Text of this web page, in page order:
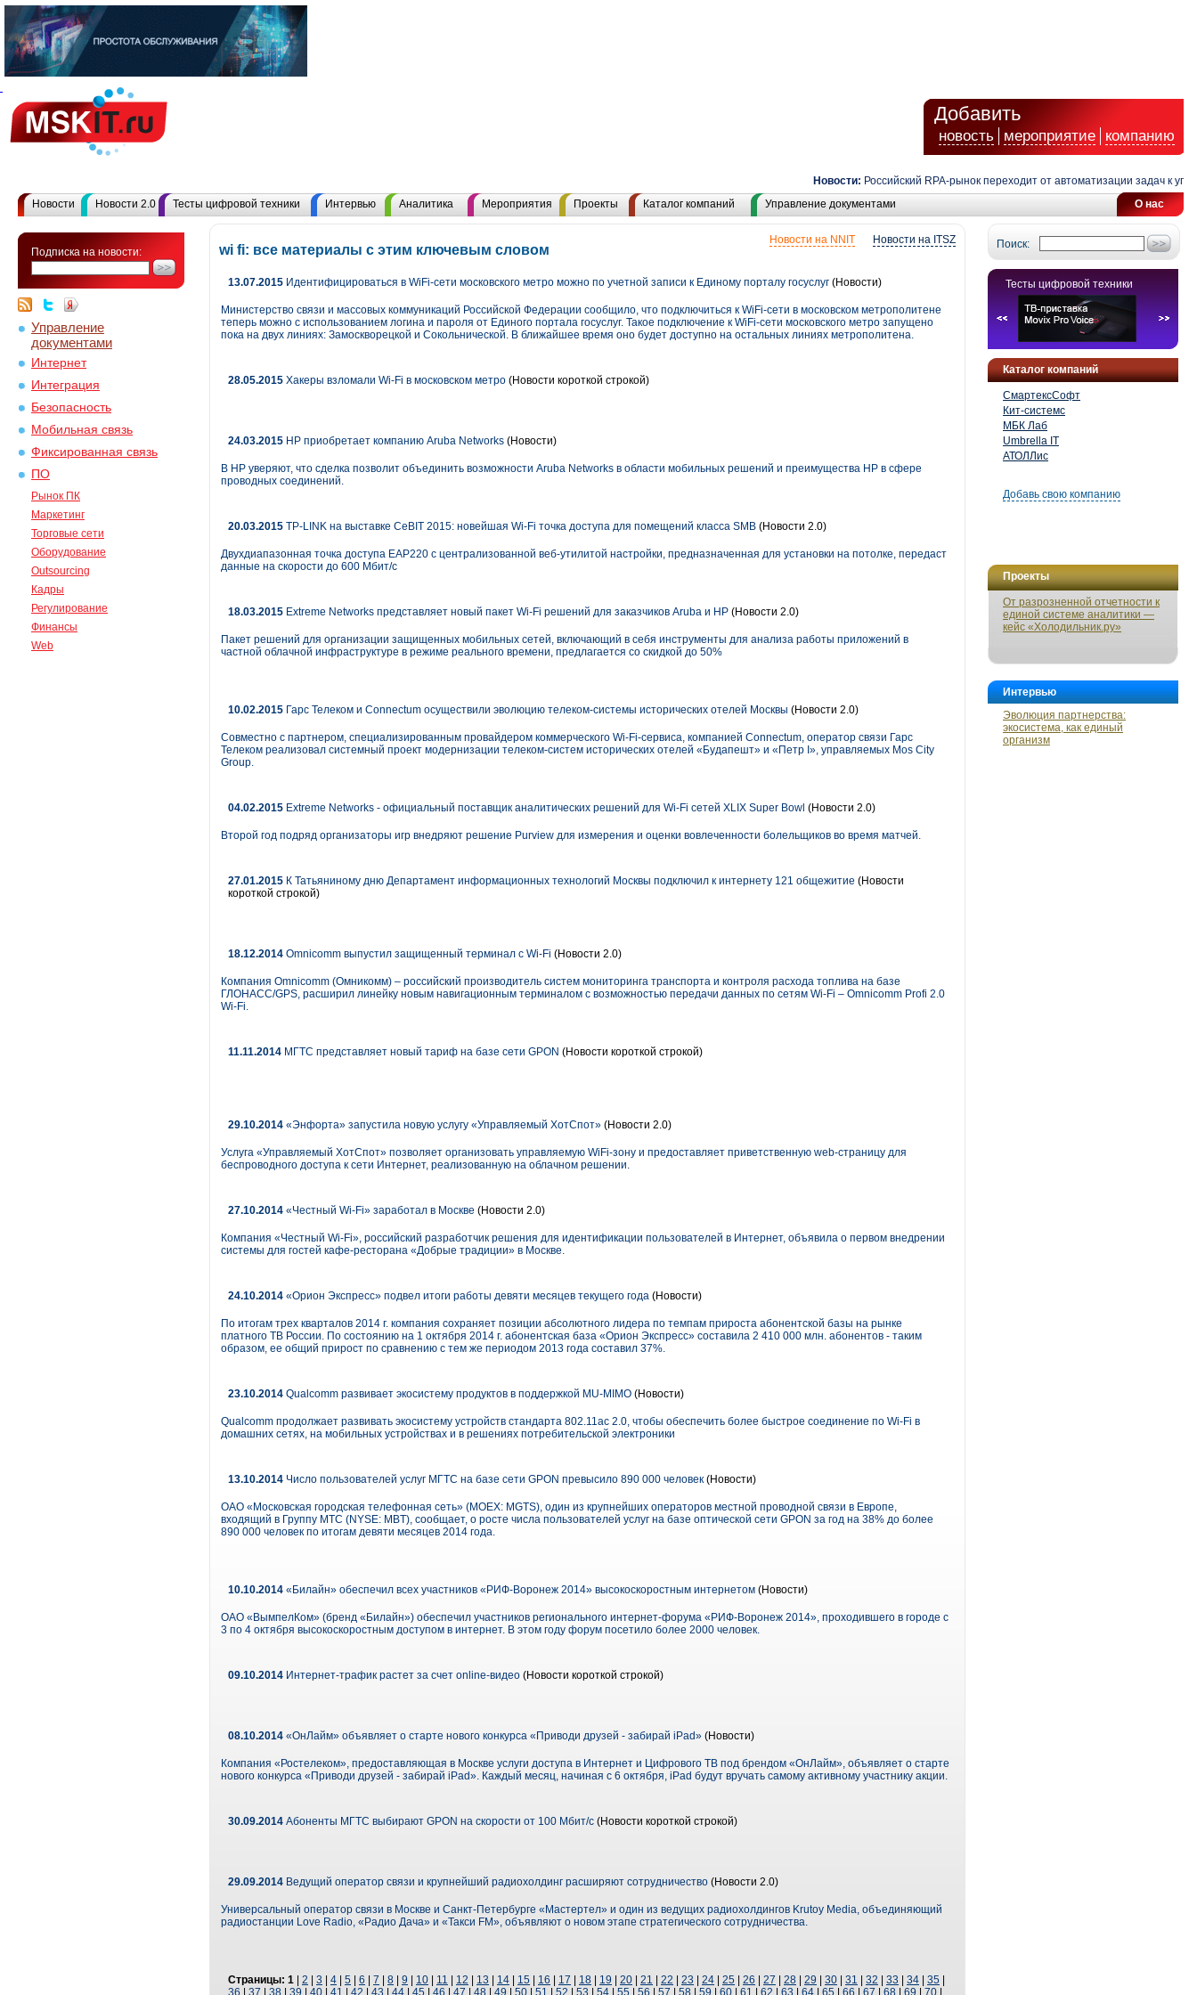
Добавить
новость мероприятие компанию
Новости: Российский RPA-рынок переходит от автоматизации задач к
О нас
Новости Новости 2.0 Тесты цифровой техники Интервью Аналитика Мероприятия Проекты Каталог компаний Управление документами
Подписка на новости:
Управление
документами
Интернет
Интеграция
Безопасность
Мобильная связь
Фиксированная связь
ПО
Рынок ПК
Маркетинг
Торговые сети
Оборудование
Outsourcing
Кадры
Регулирование
Финансы
Web
Поиск:
Тесты цифровой техники
Каталог компаний
СмартексСофт
Кит-системс
МБК Лаб
Umbrella IT
АТОЛЛис
Добавь свою компанию
Проекты
От разрозненной отчетности к
единой системе аналитики —
кейс «Холодильник.ру»
Интервью
Эволюция партнерства:
экосистема, как единый
организм
Новости на ITSZ
Новости на NNIT
wi fi: все материалы с этим ключевым словом
13.07.2015 Идентифицироваться в WiFi-сети московского метро можно по учетной записи к Единому порталу госуслуг (Новости)
Министерство связи и массовых коммуникаций Российской Федерации сообщило, что подключиться к WiFi-сети в московском метрополитене
теперь можно с использованием логина и пароля от Единого портала госуслуг. Такое подключение к WiFi-сети московского метро запущено
пока на двух линиях: Замоскворецкой и Сокольнической. В ближайшее время оно будет доступно на остальных линиях метрополитена.
28.05.2015 Хакеры взломали Wi-Fi в московском метро (Новости короткой строкой)
24.03.2015 HP приобретает компанию Aruba Networks (Новости)
В HP уверяют, что сделка позволит объединить возможности Aruba Networks в области мобильных решений и преимущества HP в сфере
проводных соединений.
20.03.2015 TP-LINK на выставке CeBIT 2015: новейшая Wi-Fi точка доступа для помещений класса SMB (Новости 2.0)
Двухдиапазонная точка доступа EAP220 с централизованной веб-утилитой настройки, предназначенная для установки на потолке, передаст
данные на скорости до 600 Мбит/c
18.03.2015 Extreme Networks представляет новый пакет Wi-Fi решений для заказчиков Aruba и HP (Новости 2.0)
Пакет решений для организации защищенных мобильных сетей, включающий в себя инструменты для анализа работы приложений в
частной облачной инфраструктуре в режиме реального времени, предлагается со скидкой до 50%
10.02.2015 Гарс Телеком и Connectum осуществили эволюцию телеком-системы исторических отелей Москвы (Новости 2.0)
Совместно с партнером, специализированным провайдером коммерческого Wi-Fi-сервиса, компанией Connectum, оператор связи Гарс
Телеком реализовал системный проект модернизации телеком-систем исторических отелей «Будапешт» и «Петр I», управляемых Mos City
Group.
04.02.2015 Extreme Networks - официальный поставщик аналитических решений для Wi-Fi сетей XLIX Super Bowl (Новости 2.0)
Второй год подряд организаторы игр внедряют решение Purview для измерения и оценки вовлеченности болельщиков во время матчей.
27.01.2015 К Татьяниному дню Департамент информационных технологий Москвы подключил к интернету 121 общежитие (Новости
короткой строкой)
18.12.2014 Omnicomm выпустил защищенный терминал с Wi-Fi (Новости 2.0)
Компания Omnicomm (Омникомм) – российский производитель систем мониторинга транспорта и контроля расхода топлива на базе
ГЛОНАСС/GPS, расширил линейку новым навигационным терминалом с возможностью передачи данных по сетям Wi-Fi – Omnicomm Profi 2.0
Wi-Fi.
11.11.2014 МГТС представляет новый тариф на базе сети GPON (Новости короткой строкой)
29.10.2014 «Энфорта» запустила новую услугу «Управляемый ХотСпот» (Новости 2.0)
Услуга «Управляемый ХотСпот» позволяет организовать управляемую WiFi-зону и предоставляет приветственную web-страницу для
беспроводного доступа к сети Интернет, реализованную на облачном решении.
27.10.2014 «Честный Wi-Fi» заработал в Москве (Новости 2.0)
Компания «Честный Wi-Fi», российский разработчик решения для идентификации пользователей в Интернет, объявила о первом внедрении
системы для гостей кафе-ресторана «Добрые традиции» в Москве.
24.10.2014 «Орион Экспресс» подвел итоги работы девяти месяцев текущего года (Новости)
По итогам трех кварталов 2014 г. компания сохраняет позиции абсолютного лидера по темпам прироста абонентской базы на рынке
платного ТВ России. По состоянию на 1 октября 2014 г. абонентская база «Орион Экспресс» составила 2 410 000 млн. абонентов - таким
образом, ее общий прирост по сравнению с тем же периодом 2013 года составил 37%.
23.10.2014 Qualcomm развивает экосистему продуктов в поддержкой MU-MIMO (Новости)
Qualcomm продолжает развивать экосистему устройств стандарта 802.11ac 2.0, чтобы обеспечить более быстрое соединение по Wi-Fi в
домашних сетях, на мобильных устройствах и в решениях потребительской электроники
13.10.2014 Число пользователей услуг МГТС на базе сети GPON превысило 890 000 человек (Новости)
ОАО «Московская городская телефонная сеть» (MOEX: MGTS), один из крупнейших операторов местной проводной связи в Европе,
входящий в Группу МТС (NYSE: MBT), сообщает, о росте числа пользователей услуг на базе оптической сети GPON за год на 38% до более
890 000 человек по итогам девяти месяцев 2014 года.
10.10.2014 «Билайн» обеспечил всех участников «РИФ-Воронеж 2014» высокоскоростным интернетом (Новости)
ОАО «ВымпелКом» (бренд «Билайн») обеспечил участников регионального интернет-форума «РИФ-Воронеж 2014», проходившего в городе с
3 по 4 октября высокоскоростным доступом в интернет. В этом году форум посетило более 2000 человек.
09.10.2014 Интернет-трафик растет за счет оnline-видео (Новости короткой строкой)
08.10.2014 «ОнЛайм» объявляет о старте нового конкурса «Приводи друзей - забирай iPad» (Новости)
Компания «Ростелеком», предоставляющая в Москве услуги доступа в Интернет и Цифрового ТВ под брендом «ОнЛайм», объявляет о старте
нового конкурса «Приводи друзей - забирай iPad». Каждый месяц, начиная с 6 октября, iPad будут вручать самому активному участнику акции.
30.09.2014 Абоненты МГТС выбирают GPON на скорости от 100 Мбит/с (Новости короткой строкой)
29.09.2014 Ведущий оператор связи и крупнейший радиохолдинг расширяют сотрудничество (Новости 2.0)
Универсальный оператор связи в Москве и Санкт-Петербурге «Мастертел» и один из ведущих радиохолдингов Krutoy Media, объединяющий
радиостанции Love Radio, «Радио Дача» и «Такси FM», объявляют о новом этапе стратегического сотрудничества.
Страницы: 1 2 3 4 5 6 7 8 9 10 11 12 13 14 15 16 17 18 19 20 21 22 23 24 25 26 27 28 29 30 31 32 33 34 35
36
37 38 39 40 41 42 43 44 45 46 47 48 49 50 51 52 53 54 55 56 57 58 59 60 61 62 63 64 65 66 67 68 69 70